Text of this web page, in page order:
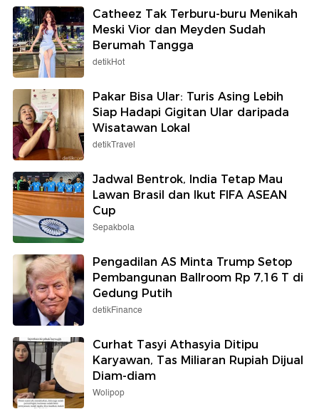
Catheez Tak Terburu-buru Menikah
Meski Vior dan Meyden Sudah
Berumah Tangga
detikHot
Pakar Bisa Ular: Turis Asing Lebih
Siap Hadapi Gigitan Ular daripada
Wisatawan Lokal
detikTravel
Jadwal Bentrok, India Tetap Mau
Lawan Brasil dan Ikut FIFA ASEAN
Cup
Sepakbola
Pengadilan AS Minta Trump Setop
Pembangunan Ballroom Rp 7,16 T di
Gedung Putih
detikFinance
Curhat Tasyi Athasyia Ditipu
Karyawan, Tas Miliaran Rupiah Dijual
Diam-diam
Wolipop